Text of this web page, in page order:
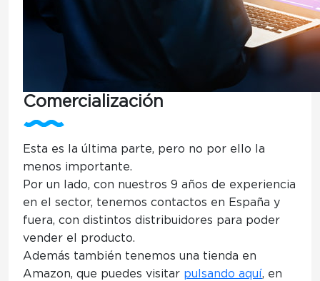
Comercialización
Esta es la última parte, pero no por ello la
menos importante.
Por un lado, con nuestros 9 años de experiencia
en el sector, tenemos contactos en España y
fuera, con distintos distribuidores para poder
vender el producto.
Además también tenemos una tienda en
Amazon, que puedes visitar pulsando aquí, en